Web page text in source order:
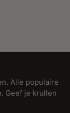
Alle populaire
Geef je krullen